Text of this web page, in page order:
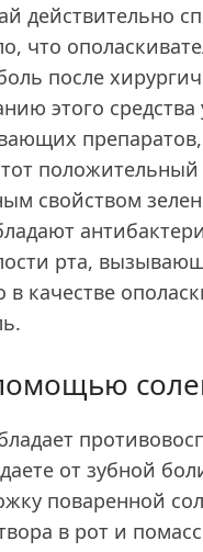
действительно
что
после
этого
свойством
рта,
в качестве
от зубной
поваренной
в рот и